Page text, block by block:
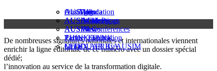
AUSAiducation
AUSAcademy
AUSMose
THINK TANK
Le DOUAR By AUSIM
Our Agenda
AUSIM Meetings
AUSIM Conferences
Partner Events
GITEX AFRICA
AusiMag
AUSIWhitePaper
AUSINews
Partner publication
Moral
AusiTalks
De nombreuses signatures nationales et internationales viennent
enrichir la ligne éditoriale de ce numéro avec un dossier spécial
dédié;
l’innovation au service de la transformation digitale.